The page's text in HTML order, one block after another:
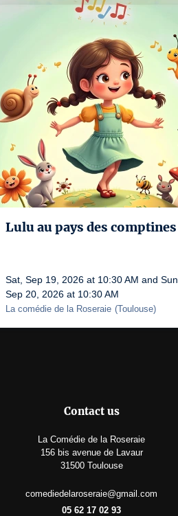
Lulu au pays des comptines
Sat, Sep 19, 2026 at 10:30 AM and Sun,
Sep 20, 2026 at 10:30 AM
La comédie de la Roseraie (Toulouse)
Contact us
La Comédie de la Roseraie
156 bis avenue de Lavaur
31500 Toulouse
comediedelaroseraie@gmail.com
05 62 17 02 93